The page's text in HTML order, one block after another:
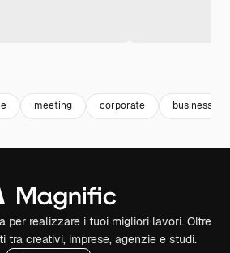
meeting corporate business
per realizzare i tuoi migliori lavori. Oltre
tra creativi, imprese, agenzie e studi.